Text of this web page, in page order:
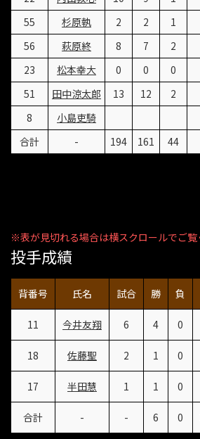
55
杉原執 2 2 1
56
萩原終 8 7 2
23
松本幸大 0 0 0
51
田中涼太郎 13 12 2
8
小島吏騎
合計
- 194 161 44
投手成績
背番号 氏名 試合 勝 負
11 今井友翔 6 4 0
18 佐藤聖 2 1 0
17 半田慧 1 1 0
合計 - - 6 0